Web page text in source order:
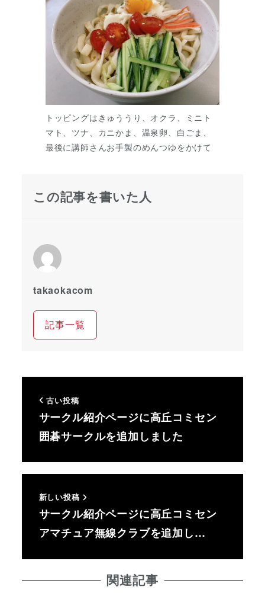
トッピングはきゅううり、オクラ、ミニト
マト、ツナ、カニかま、温泉卵、白ごま、
最後に講師さんお手製のめんつゆをかけて
この記事を書いた人
takaokacom
記事一覧
古い投稿
サークル紹介ページに高丘コミセン
囲碁サークルを追加しました
新しい投稿
サークル紹介ページに高丘コミセン
アマチュア無線クラブを追加し…
関連記事